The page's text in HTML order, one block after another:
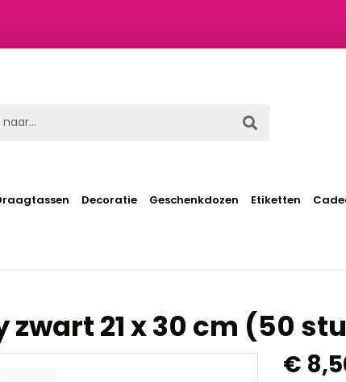
Decoratie Geschenkdozen Etiketten
21 x 30 cm (50
€